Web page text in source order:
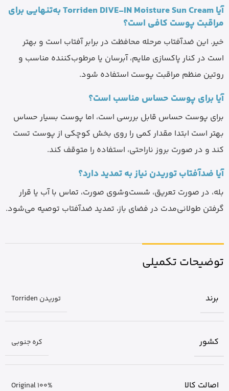
آیا Torriden DIVE-IN Moisture Sun Cream به‌تنهایی برای
مراقبت پوست کافی است؟
خیر. این ضدآفتاب مرحله محافظت در برابر آفتاب است و بهتر
است در کنار پاکسازی ملایم، آبرسان یا مرطوب‌کننده مناسب و
روتین منظم مراقبت پوست استفاده شود.
آیا برای پوست حساس مناسب است؟
برای پوست حساس قابل بررسی است، اما پوست بسیار حساس
بهتر است ابتدا مقدار کمی را روی بخش کوچکی از پوست تست
کند و در صورت بروز ناراحتی، استفاده را متوقف کند.
آیا ضدآفتاب توریدن نیاز به تمدید دارد؟
بله، در صورت تعریق، شست‌وشوی صورت، تماس با آب یا قرار
گرفتن طولانی‌مدت در فضای باز، تمدید ضدآفتاب توصیه می‌شود.
توضیحات تکمیلی
برند توریدن Torriden
کشور کره جنوبی
اصالت کالا Original 100%